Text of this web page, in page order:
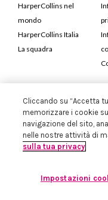
HarperCollins nel
mondo
HarperCollins Italia
La squadra
Cod. Fiscale e
Iscritta in Milano al
Cliccando su “Accetta
memorizzare i cookie
navigazione del sito,
nelle nostre attività di
sulla tua privacy
Impostazioni